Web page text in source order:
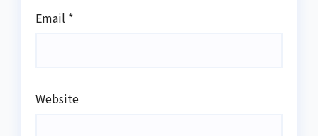
Email *
Website